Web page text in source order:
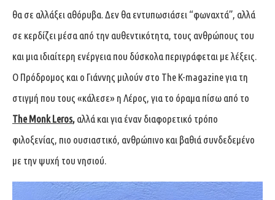
θα σε αλλάξει αθόρυβα. Δεν θα εντυπωσιάσει “φωναχτά”, αλλά
σε κερδίζει μέσα από την αυθεντικότητα, τους ανθρώπους του
και μια ιδιαίτερη ενέργεια που δύσκολα περιγράφεται με λέξεις.
Ο Πρόδρομος και ο Γιάννης μιλούν στο The K-magazine για τη
στιγμή που τους «κάλεσε» η Λέρος, για το όραμα πίσω από το
The Monk Leros, αλλά και για έναν διαφορετικό τρόπο
φιλοξενίας, πιο ουσιαστικό, ανθρώπινο και βαθιά συνδεδεμένο
με την ψυχή του νησιού.